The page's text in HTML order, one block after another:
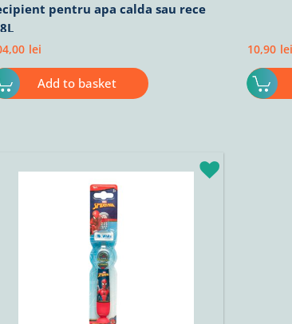
pentru apa calda sau rece
lei
Add to basket
10,90 lei